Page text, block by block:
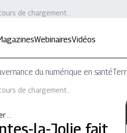
de chargement...
WebinairesVidéos
du numérique en santé
de chargement...
…
la-Jolie fait